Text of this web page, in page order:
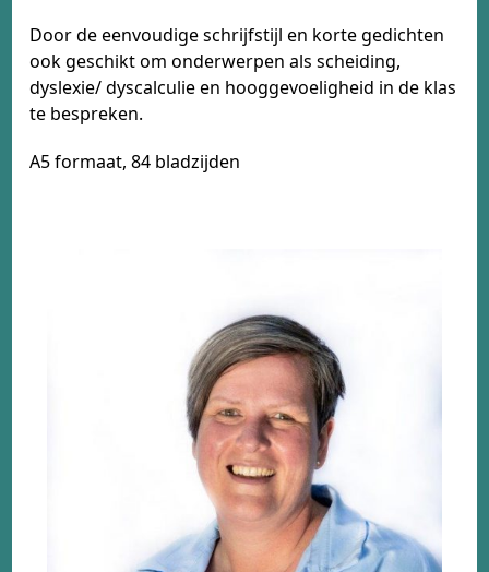
Door de eenvoudige schrijfstijl en korte gedichten
ook geschikt om onderwerpen als scheiding,
dyslexie/ dyscalculie en hooggevoeligheid in de klas
te bespreken.
A5 formaat, 84 bladzijden